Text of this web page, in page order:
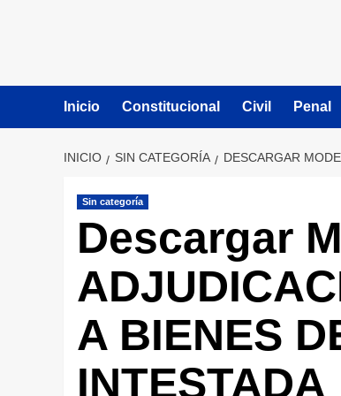
Inicio Constitucional Civil Penal
INICIO SIN CATEGORÍA DESCARGAR
Sin categoría
Descargar
A BIENES
INTESTADA